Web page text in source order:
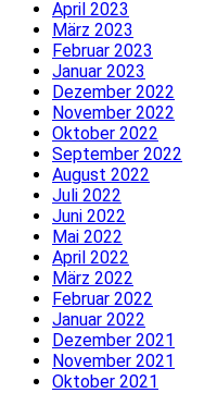
April 2023
März 2023
Februar 2023
Januar 2023
Dezember 2022
November 2022
Oktober 2022
September 2022
August 2022
Juli 2022
Juni 2022
Mai 2022
April 2022
März 2022
Februar 2022
Januar 2022
Dezember 2021
November 2021
Oktober 2021